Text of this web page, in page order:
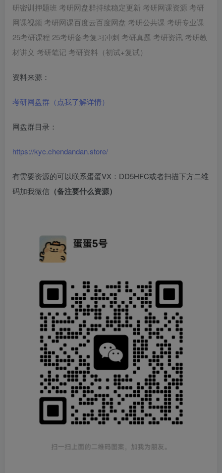
研密训押题班 考研网盘群持续稳定更新 考研网课资源 考研
网课视频 考研网课百度云百度网盘 考研公共课 考研专业课
25考研课程 25考研备考复习冲刺 考研真题 考研资讯 考研教
材讲义 考研笔记 考研资料（初试+复试）
资料来源：
考研网盘群（点我了解详情）
网盘群目录：
https://kyc.chendandan.store/
有需要资源的可以联系蛋蛋VX：DD5HFC或者扫描下方二维
码加我微信 （备注要什么资源）